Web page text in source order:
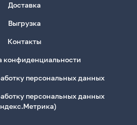
Доставка
Выгрузка
Контакты
конфиденциальности
персональных данных
персональных данных